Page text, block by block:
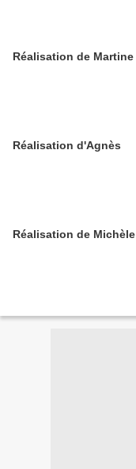
Réalisation de Martine
Réalisation d'Agnès
Réalisation de Michèle